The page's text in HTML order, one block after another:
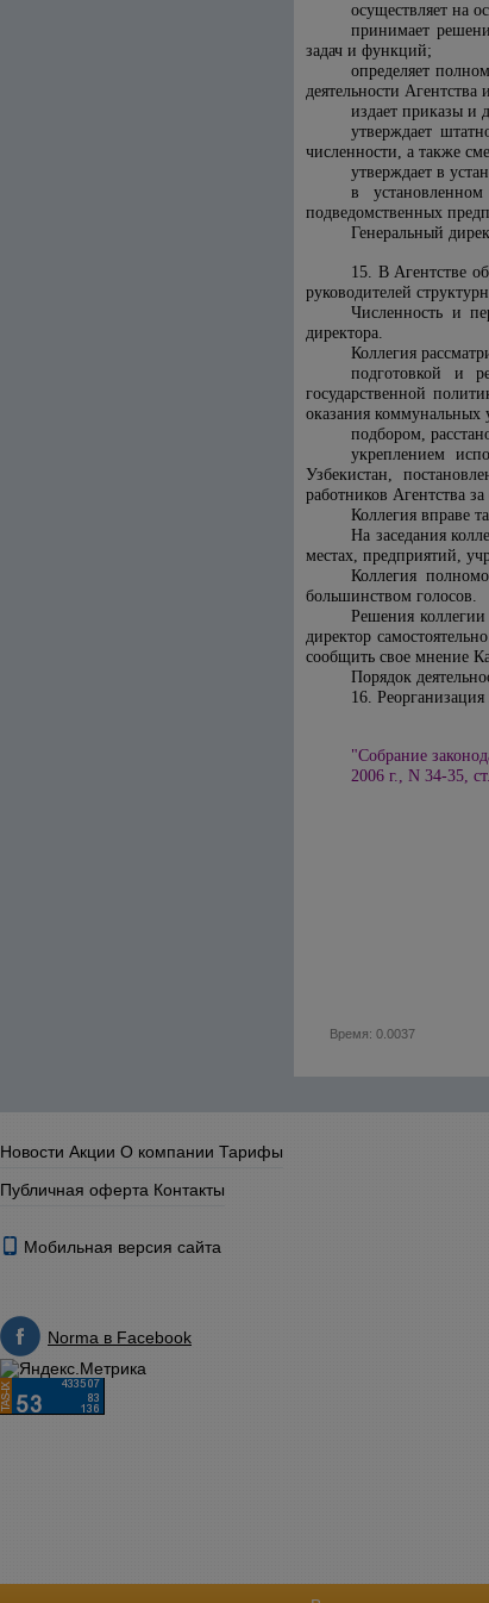
осуществляет на
принимает
задач и функций;
определяет
деятельности
издает приказы и
утверждает
численности, а также
утверждает в
в
подведомственных
Генеральный
15. В Агентстве
руководителей
Численность и
директора.
Коллегия
подготовкой и
государственной
оказания коммунальных
подбором,
укреплением
Узбекистан,
работников Агентства
Коллегия вправе
На заседания
местах, предприятий,
Коллегия
большинством голосов.
Решения
директор
сообщить свое мнение
Порядок
16.
"Собрание
2006 г., N 34-35,
Время: 0.0037
Новости Акции О компании Тарифы
Публичная оферта Контакты
Мобильная версия сайта
Norma в Facebook